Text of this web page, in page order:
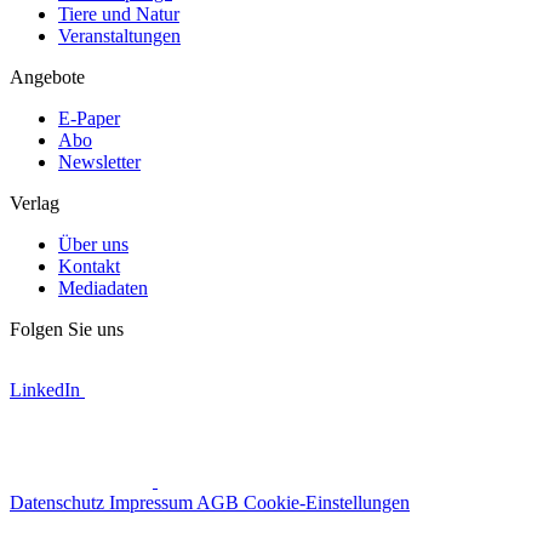
Tiere und Natur
Veranstaltungen
Angebote
E-Paper
Abo
Newsletter
Verlag
Über uns
Kontakt
Mediadaten
Folgen Sie uns
LinkedIn
Datenschutz Impressum AGB Cookie-Einstellungen